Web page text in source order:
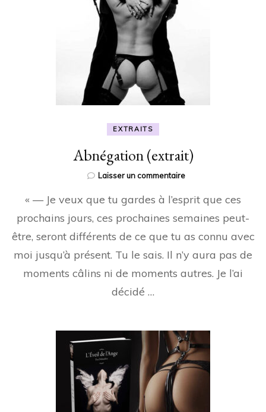
EXTRAITS
Abnégation (extrait)
Laisser un commentairesur
(extrait)
« — Je veux que tu gardes à l’esprit que ces
prochains jours, ces prochaines semaines peut-
être, seront différents de ce que tu as connu avec
moi jusqu’à présent. Tu le sais. Il n’y aura pas de
moments câlins ni de moments autres. Je l’ai
décidé …